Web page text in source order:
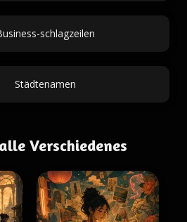
schlagzeilen
Städtenamen
Verschiedenes